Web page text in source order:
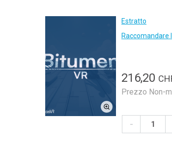
Estratto
Raccomandare
216,20
Prezzo Non-
-